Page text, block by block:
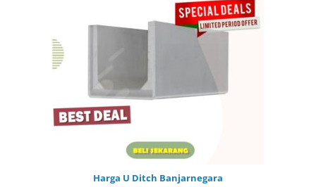
Harga U Ditch Banjarnegara